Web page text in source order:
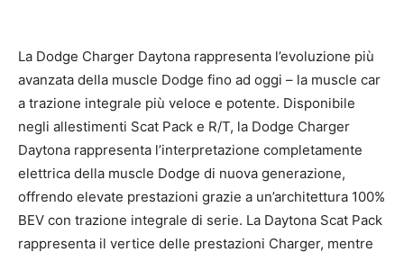
La Dodge Charger Daytona rappresenta l’evoluzione più
avanzata della muscle Dodge fino ad oggi – la muscle car
a trazione integrale più veloce e potente. Disponibile
negli allestimenti Scat Pack e R/T, la Dodge Charger
Daytona rappresenta l’interpretazione completamente
elettrica della muscle Dodge di nuova generazione,
offrendo elevate prestazioni grazie a un’architettura 100%
BEV con trazione integrale di serie. La Daytona Scat Pack
rappresenta il vertice delle prestazioni Charger, mentre